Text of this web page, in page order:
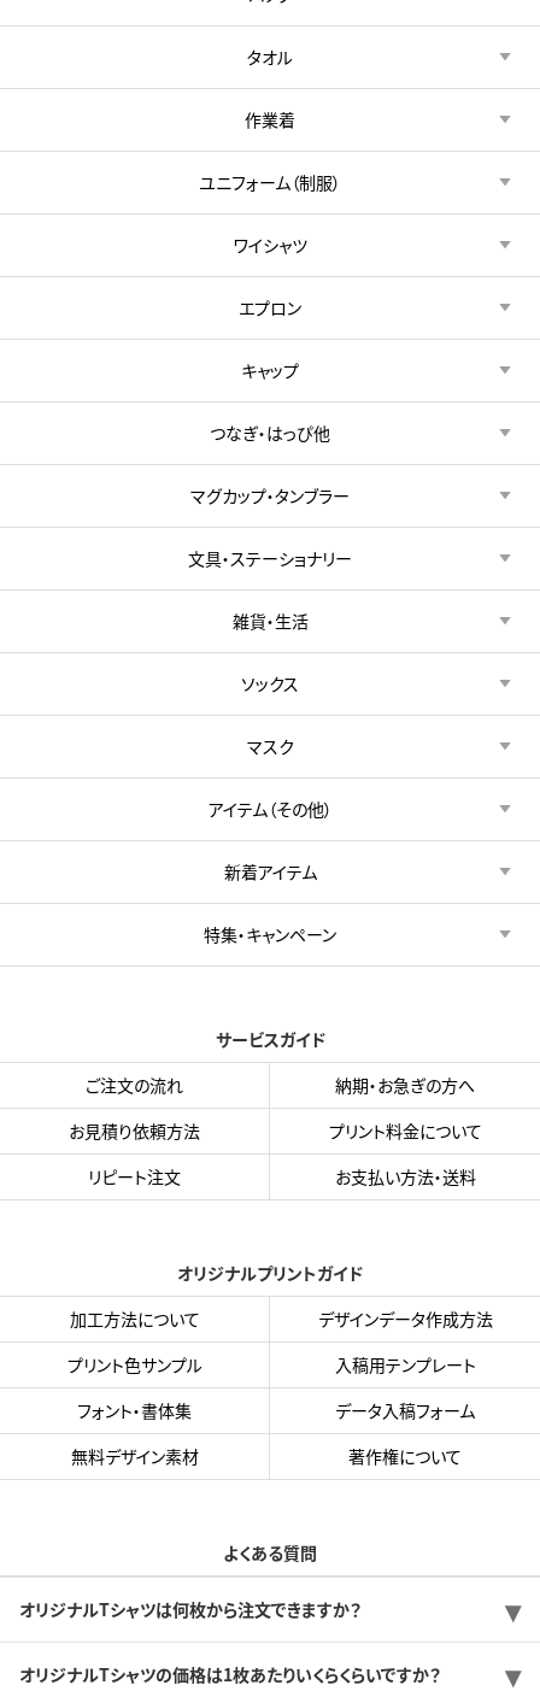
タオル
作業着
ユニフォーム（制服）
ワイシャツ
エプロン
キャップ
つなぎ・はっぴ他
マグカップ・タンブラー
文具・ステーショナリー
雑貨・生活
ソックス
マスク
アイテム（その他）
新着アイテム
特集・キャンペーン
サービスガイド
ご注文の流れ
納期・お急ぎの方へ
お見積り依頼方法
プリント料金について
リピート注文
お支払い方法・送料
オリジナルプリントガイド
加工方法について
デザインデータ作成方法
プリント色サンプル
入稿用テンプレート
フォント・書体集
データ入稿フォーム
無料デザイン素材
著作権について
よくある質問
オリジナルTシャツは何枚から注文できますか？
オリジナルTシャツの価格は1枚あたりいくらくらいですか？